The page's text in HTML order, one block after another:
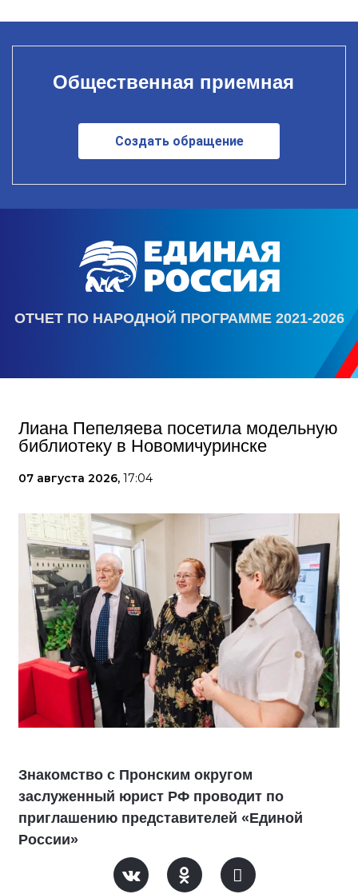
Общественная приемная
Создать обращение
ОТЧЕТ ПО НАРОДНОЙ ПРОГРАММЕ 2021-2026
Лиана Пепеляева посетила модельную
библиотеку в Новомичуринске
07 августа 2026, 17:04
Знакомство с Пронским округом
заслуженный юрист РФ проводит по
приглашению представителей «Единой
России»